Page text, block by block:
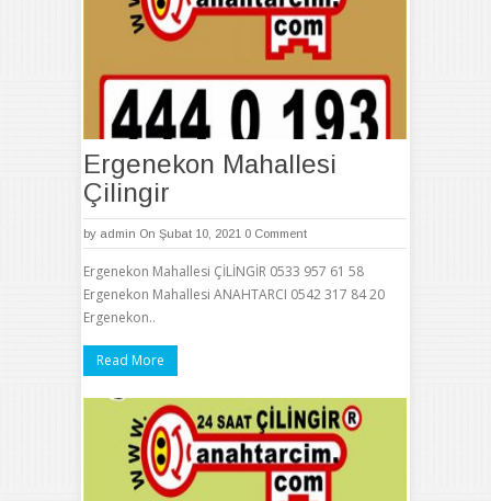
Ergenekon Mahallesi
Çilingir
by admin On Şubat 10, 2021 0 Comment
Ergenekon Mahallesi ÇİLİNGİR 0533 957 61 58
Ergenekon Mahallesi ANAHTARCI 0542 317 84 20
Ergenekon..
Read More